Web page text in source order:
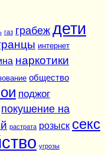
газ грабеж дети
интернет
наркотики
общество
поджог
покушение на
растрата розыск секс
угрозы